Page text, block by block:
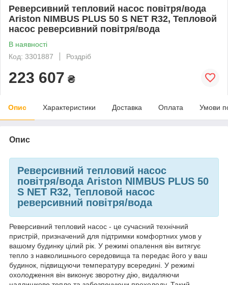
Реверсивний тепловий насос повітря/вода
Ariston NIMBUS PLUS 50 S NET R32, Тепловой
насос реверсивний повітря/вода
В наявності
Код: 3301887
Роздріб
223 607 ₴
Опис Характеристики Доставка Оплата Умови
Опис
Реверсивний тепловий насос
повітря/вода Ariston NIMBUS PLUS 50
S NET R32, Тепловой насос
реверсивний повітря/вода
Реверсивний тепловий насос - це сучасний технічний
пристрій, призначений для підтримки комфортних умов у
вашому будинку цілий рік. У режимі опалення він витягує
тепло з навколишнього середовища та передає його у ваш
будинок, підвищуючи температуру всередині. У режимі
охолодження він виконує зворотну дію, видаляючи